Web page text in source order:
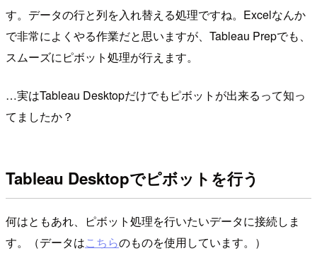
す。データの行と列を入れ替える処理ですね。Excelなんか
で非常によくやる作業だと思いますが、Tableau Prepでも、
スムーズにピボット処理が行えます。
…実はTableau Desktopだけでもピボットが出来るって知っ
てましたか？
Tableau Desktopでピボットを行う
何はともあれ、ピボット処理を行いたいデータに接続しま
す。（データはこちらのものを使用しています。）